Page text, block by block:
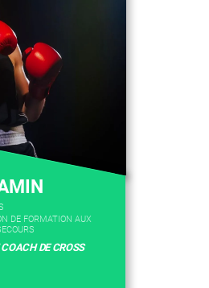
DE FORMATION AUX
DE CROSS